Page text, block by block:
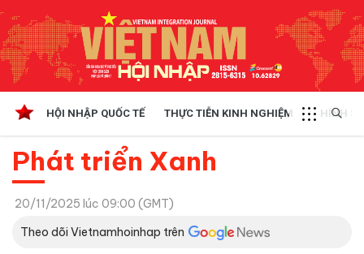
HỘI NHẬP QUỐC TẾ THỰC TIỄN KINH NGHIỆM CHÍNH
Phát triển Xanh
20/11/2025 lúc 09:00 (GMT)
Theo dõi Vietnamhoinhap trên